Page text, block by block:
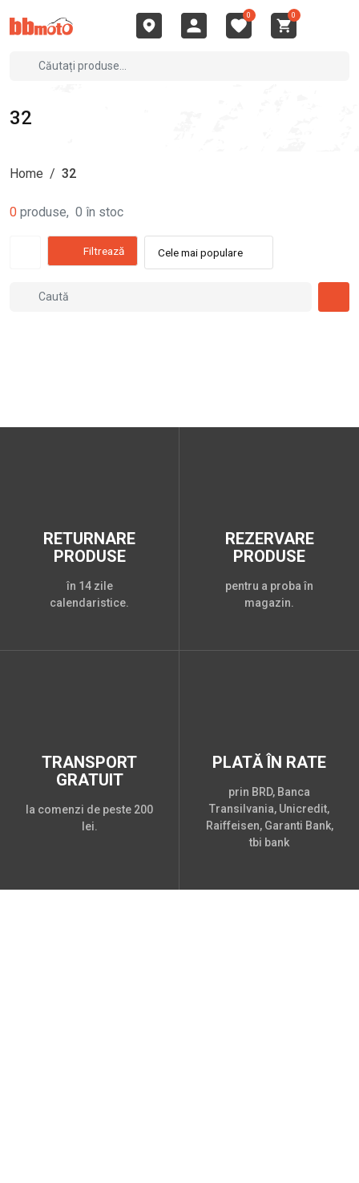
0 0
32
Home / 32
0 produse, 0 în stoc
Filtrează Cele mai populare
RETURNARE
PRODUSE
în 14 zile
calendaristice.
REZERVARE
PRODUSE
pentru a proba în
magazin.
TRANSPORT
GRATUIT
la comenzi de peste 200
lei.
PLATĂ ÎN RATE
prin BRD, Banca
Transilvania, Unicredit,
Raiffeisen, Garanti Bank,
tbi bank